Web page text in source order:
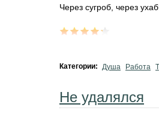
Через сугроб, через
Категории: Душа Работа
Не удалялся